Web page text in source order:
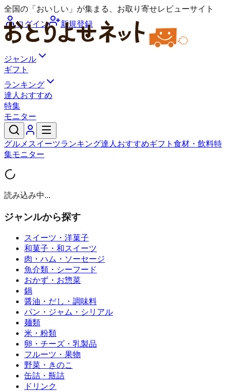
全国の「おいしい」が集まる、お取り寄せレビューサイト
ログイン
新規登録
ジャンル
ギフト
ランキング
達人おすすめ
特集
モニター
グルメ スイーツランキング達人おすすめギフト 食材・飲料特
集モニター
読み込み中...
ジャンルから探す
スイーツ・洋菓子
和菓子・和スイーツ
肉・ハム・ソーセージ
魚介類・シーフード
おかず・お惣菜
鍋
醤油・だし・調味料
パン・ジャム・シリアル
麺類
米・粉類
卵・チーズ・乳製品
フルーツ・果物
野菜・きのこ
缶詰・瓶詰
ドリンク